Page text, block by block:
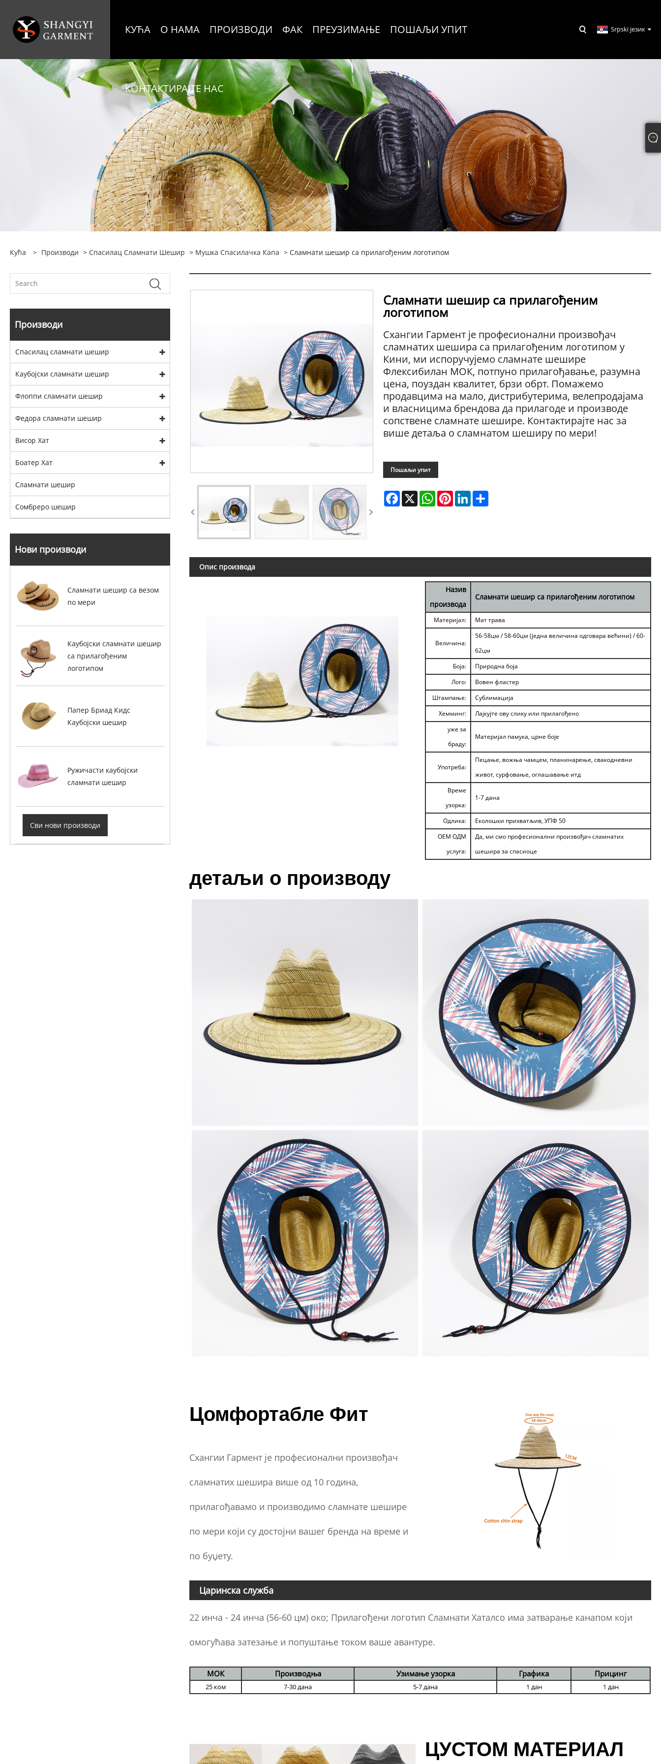
КУЋА О НАМА ПРОИЗВОДИ ФАК ПРЕУЗИМАЊЕ ПОШАЉИ УПИТ
КОНТАКТИРАЈТЕ НАС
Srpski језик
Кућа > Производи > Спасилац Сламнати Шешир > Мушка Спасилачка Капа > Сламнати шешир са прилагођеним логотипом
Производи
Спасилац сламнати шешир
Каубојски сламнати шешир
Флоппи сламнати шешир
Федора сламнати шешир
Висор Хат
Боатер Хат
Сламнати шешир
Сомбреро шешир
Нови производи
Сламнати шешир са везом
по мери
Каубојски сламнати шешир
са прилагођеним
логотипом
Папер Бриад Кидс
Каубојски шешир
Ружичасти каубојски
сламнати шешир
Сви нови производи
Сламнати шешир са прилагођеним
логотипом
Схангии Гармент је професионални произвођач
сламнатих шешира са прилагођеним логотипом у
Кини, ми испоручујемо сламнате шешире
Флексибилан МОК, потпуно прилагођавање, разумна
цена, поуздан квалитет, брзи обрт. Помажемо
продавцима на мало, дистрибутерима, велепродајама
и власницима брендова да прилагоде и производе
сопствене сламнате шешире. Контактирајте нас за
више детаља о сламнатом шеширу по мери!
Пошаљи упит
Facebook
X WhatsApp
PinterestLinkedIn
Опис производа
Назив
производа
Сламнати шешир са прилагођеним логотипом
Материјал: Мат трава
Величина:
56-58цм / 58-60цм (једна величина одговара већини) / 60-
62цм
Боја:
Природна боја
Лого:
Вовен фластер
Штампање:
Сублимација
Хемминг:
Лајкујте ову слику или прилагођено
уже за
браду:
Материјал памука, црне боје
Употреба:
Пецање, вожња чамцем, планинарење, свакодневни
живот, сурфовање, оглашавање итд
Време
узорка:
1-7 дана
Одлика:
Еколошки прихватљив, УПФ 50
ОЕМ ОДМ
услуга:
Да, ми смо професионални произвођач сламнатих
шешира за спасиоце
детаљи о производу
Цомфортабле Фит
Схангии Гармент је професионални произвођач
сламнатих шешира више од 10 година,
прилагођавамо и производимо сламнате шешире
по мери који су достојни вашег бренда на време и
по буџету.
Царинска служба
22 инча - 24 инча (56-60 цм) око; Прилагођени логотип Сламнати Хаталсо има затварање канапом који
омогућава затезање и попуштање током ваше авантуре.
МОК Производња Узимање узорка Графика Прицинг
25 ком 7-30 дана 5-7 дана 1 дан 1 дан
ЦУСТОМ МАТЕРИАЛ